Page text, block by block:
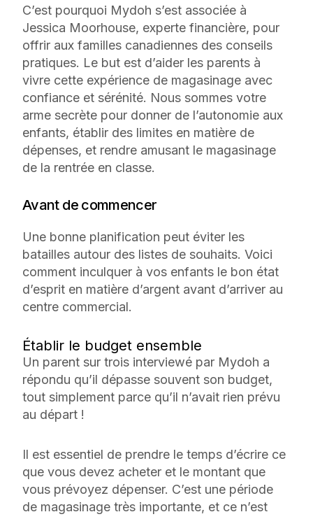
C’est pourquoi Mydoh s’est associée à
Jessica Moorhouse, experte financière, pour
offrir aux familles canadiennes des conseils
pratiques. Le but est d’aider les parents à
vivre cette expérience de magasinage avec
confiance et sérénité. Nous sommes votre
arme secrète pour donner de l’autonomie aux
enfants, établir des limites en matière de
dépenses, et rendre amusant le magasinage
de la rentrée en classe.
Avant de commencer
Une bonne planification peut éviter les
batailles autour des listes de souhaits. Voici
comment inculquer à vos enfants le bon état
d’esprit en matière d’argent avant d’arriver au
centre commercial.
Établir le budget ensemble
Un parent sur trois interviewé par Mydoh a
répondu qu’il dépasse souvent son budget,
tout simplement parce qu’il n’avait rien prévu
au départ !
Il est essentiel de prendre le temps d’écrire ce
que vous devez acheter et le montant que
vous prévoyez dépenser. C’est une période
de magasinage très importante, et ce n’est